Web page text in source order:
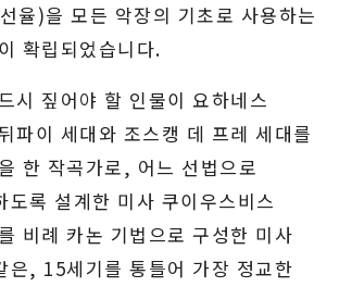
율)을 모든 악장의 기초로 사용하는
확립되었습니다.
시 짚어야 할 인물이 요하네스
파이 세대와 조스캥 데 프레 세대를
한 작곡가로, 어느 선법으로
도록 설계한 미사 쿠이우스비스
비례 카논 기법으로 구성한 미사
은, 15세기를 통틀어 가장 정교한